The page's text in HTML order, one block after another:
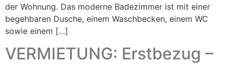
der Wohnung. Das moderne Badezimmer ist mit einer
begehbaren Dusche, einem Waschbecken, einem WC
sowie einem […]
VERMIETUNG: Erstbezug –